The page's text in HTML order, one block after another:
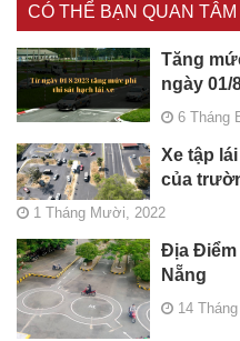
CÓ THỂ BẠN QUAN TÂM
Tăng
ngày 01/
6 Tháng
Xe tập
của
1 Tháng Mười, 2022
Địa Điểm
Nẵng
14